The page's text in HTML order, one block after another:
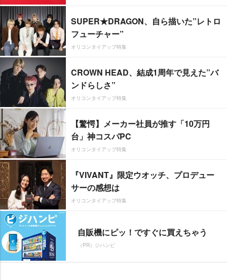
SUPER★DRAGON、自ら描いた”レトロ
フューチャー”
オリコンタイアップ特集
CROWN HEAD、結成1周年で見えた”バ
ンドらしさ”
オリコンタイアップ特集
【驚愕】メーカー社員が推す「10万円
台」神コスパPC
オリコンタイアップ特集
『VIVANT』限定ウオッチ、プロデュー
サーの感想は
オリコンタイアップ特集
自販機にピッ！ですぐに買えちゃう
（PR）ジハンピ